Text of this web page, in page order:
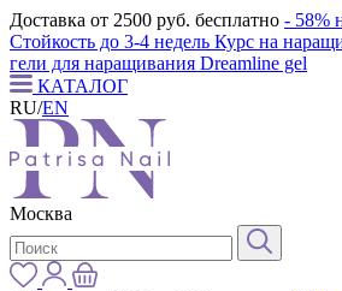
Доставка от 2500 руб. бесплатно - 58%
Стойкость до 3-4 недель Курс на
гели для наращивания Dreamline gel
КАТАЛОГ
RU/EN
Москва